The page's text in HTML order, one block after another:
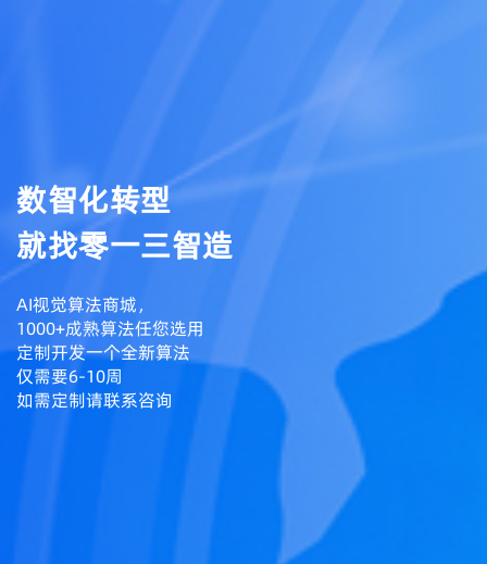
数智化转型
就找零一三智造
AI视觉算法商城，
1000+成熟算法任您选用
定制开发一个全新算法
仅需要6-10周
如需定制请联系咨询